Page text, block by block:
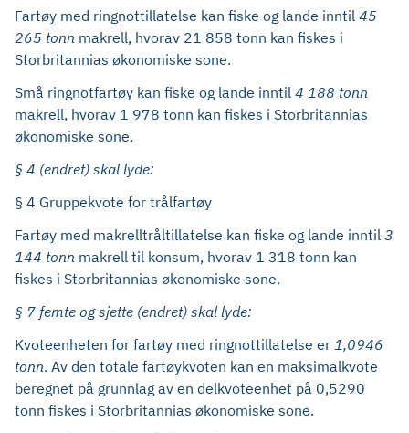
Fartøy med ringnottillatelse kan fiske og lande inntil 45
265 tonn makrell, hvorav 21 858 tonn kan fiskes i
Storbritannias økonomiske sone.
Små ringnotfartøy kan fiske og lande inntil 4 188 tonn
makrell, hvorav 1 978 tonn kan fiskes i Storbritannias
økonomiske sone.
§ 4 (endret) skal lyde:
§ 4 Gruppekvote for trålfartøy
Fartøy med makrelltråltillatelse kan fiske og lande inntil 3
144 tonn makrell til konsum, hvorav 1 318 tonn kan
fiskes i Storbritannias økonomiske sone.
§ 7 femte og sjette (endret) skal lyde:
Kvoteenheten for fartøy med ringnottillatelse er 1,0946
tonn. Av den totale fartøykvoten kan en maksimalkvote
beregnet på grunnlag av en delkvoteenhet på 0,5290
tonn fiskes i Storbritannias økonomiske sone.